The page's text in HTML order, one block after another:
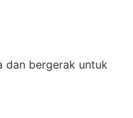
dan bergerak untuk